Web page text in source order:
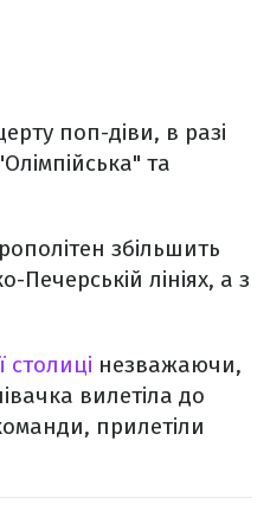
поп-діви, в разі
та
збільшить
Печерській лініях, а з
незважаючи,
вилетіла до
прилетіли